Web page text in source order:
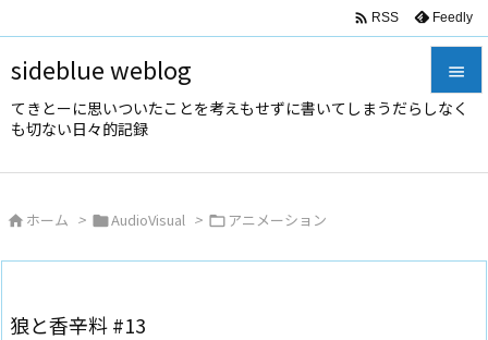
sideblue weblog
てきとーに思いついたことを考えもせずに書いてしまうだらしなく
も切ない日々的記録



 RSS Feedly
 ホーム > AudioVisual > アニメーション
狼と香辛料 #13